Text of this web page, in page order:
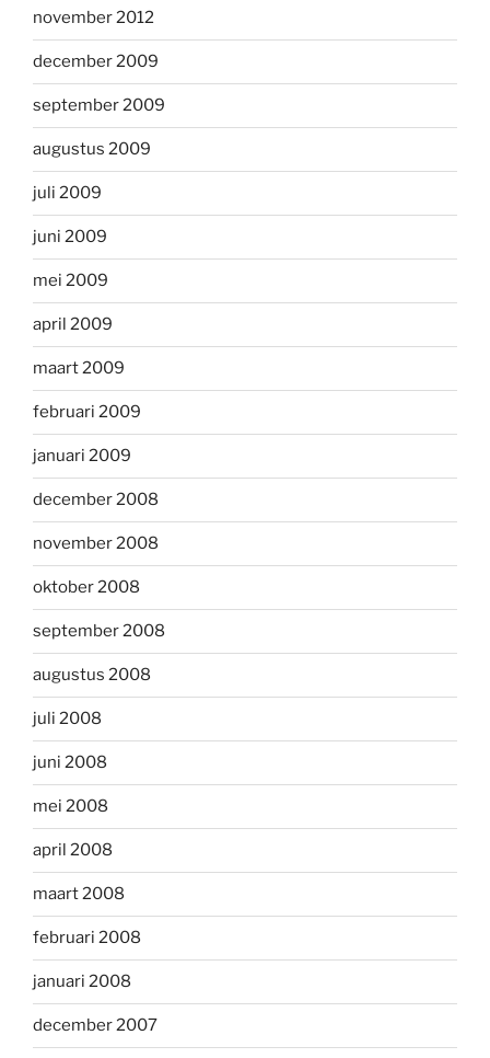
november 2012
december 2009
september 2009
augustus 2009
juli 2009
juni 2009
mei 2009
april 2009
maart 2009
februari 2009
januari 2009
december 2008
november 2008
oktober 2008
september 2008
augustus 2008
juli 2008
juni 2008
mei 2008
april 2008
maart 2008
februari 2008
januari 2008
december 2007